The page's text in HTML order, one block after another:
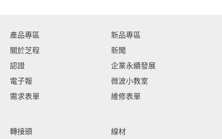
產品專區
新品專區
關於芝程
新聞
認證
企業永續發展
電子報
微波小教室
需求表單
維修表單
轉接頭
線材